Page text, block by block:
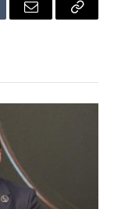
Email
Copy